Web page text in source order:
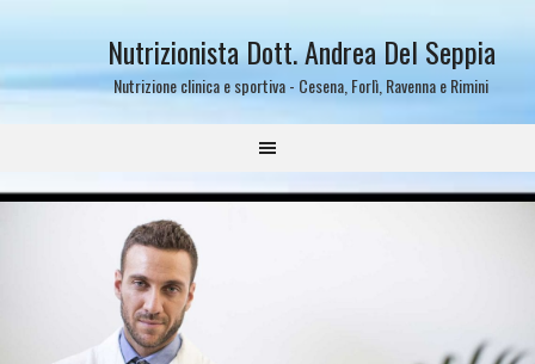
Nutrizionista Dott. Andrea Del Seppia
Nutrizione clinica e sportiva - Cesena, Forlì, Ravenna e Rimini